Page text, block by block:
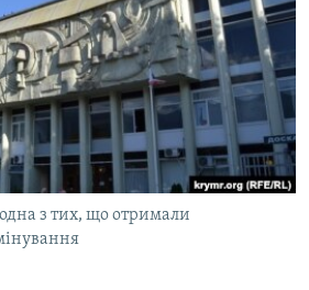
КРИМУ
з тих, що отримали